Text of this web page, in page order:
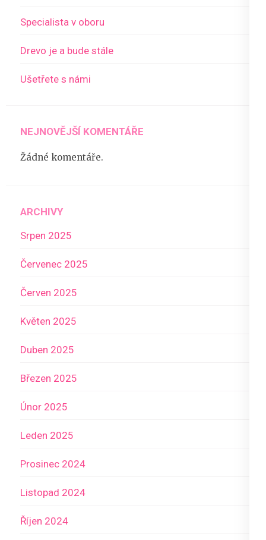
Specialista v oboru
Drevo je a bude stále
Ušetřete s námi
NEJNOVĚJŠÍ KOMENTÁŘE
Žádné komentáře.
ARCHIVY
Srpen 2025
Červenec 2025
Červen 2025
Květen 2025
Duben 2025
Březen 2025
Únor 2025
Leden 2025
Prosinec 2024
Listopad 2024
Říjen 2024